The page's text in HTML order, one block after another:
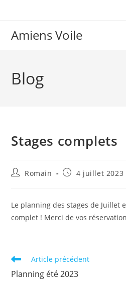
contentAmiens Voile
Blog
Stages complets
Auteur/autrice
publication :
Romain
Publication
4 juillet 2023
Le planning des stages de Juillet
complet ! Merci de vos
Read
more
articles
Article précédent
Planning été 2023